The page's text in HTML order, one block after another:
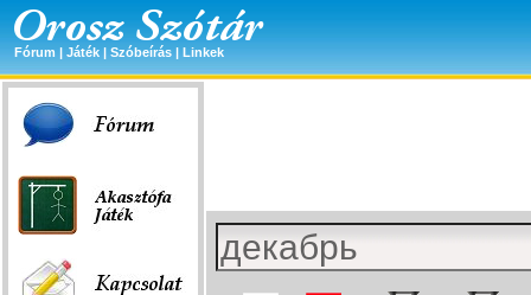
Fórum | Játék | Szóbeírás | Linkek